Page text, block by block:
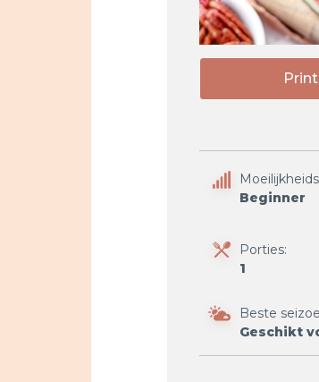
Beginner
Porties:
1
Beste
Geschikt